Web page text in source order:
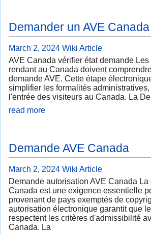
Demander un AVE Canada
March 2, 2024 Wiki Article
AVE Canada vérifier état demande
rendant au Canada doivent
demande AVE. Cette étape
simplifier les formalités
l'entrée des visiteurs au Canada. La
read more
Demande AVE Canada
March 2, 2024 Wiki Article
Demande autorisation AVE Canada La
Canada est une exigence essentielle
provenant de pays exemptés de
autorisation électronique garantit que
respectent les critères d'admissibilité
Canada. La